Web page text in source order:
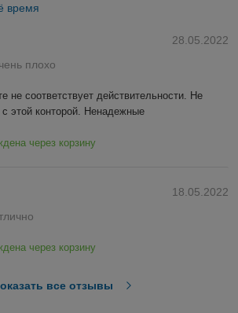
время
28.05.2022
плохо
не соответствует действительности. Не
этой конторой. Ненадежные
через корзину
18.05.2022
через корзину
все отзывы